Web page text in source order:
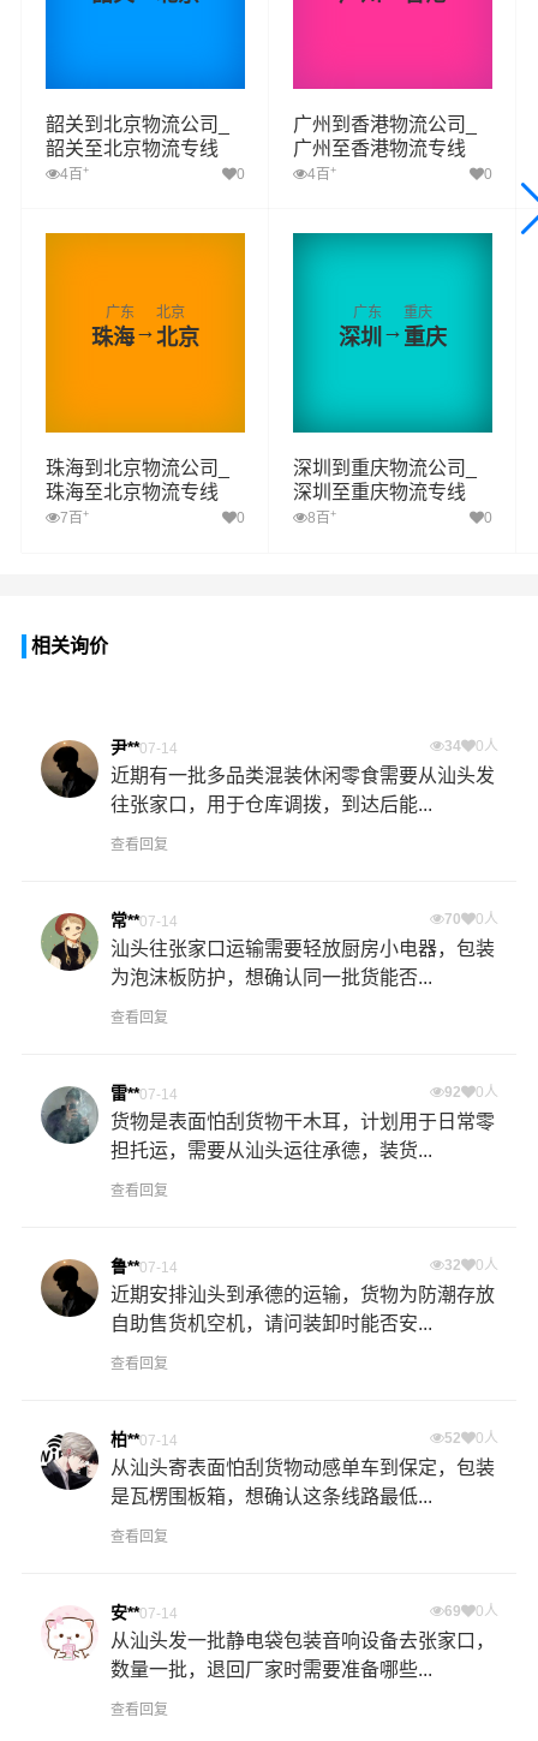
韶关到北京物流公司_
韶关至北京物流专线
4百 + 0
广州到香港物流公司_
广州至香港物流专线
4百 + 0
广东
珠海→
北京
北京
珠海到北京物流公司_
珠海至北京物流专线
7百 + 0
广东
深圳→
重庆
重庆
深圳到重庆物流公司_
深圳至重庆物流专线
8百 + 0
相关询价
尹**07-14 34 0人
近期有一批多品类混装休闲零食需要从汕头发
往张家口，用于仓库调拨，到达后能...
查看回复
常**07-14 70 0人
汕头往张家口运输需要轻放厨房小电器，包装
为泡沫板防护，想确认同一批货能否...
查看回复
雷**07-14 92 0人
货物是表面怕刮货物干木耳，计划用于日常零
担托运，需要从汕头运往承德，装货...
查看回复
鲁**07-14 32 0人
近期安排汕头到承德的运输，货物为防潮存放
自助售货机空机，请问装卸时能否安...
查看回复
柏**07-14 52 0人
从汕头寄表面怕刮货物动感单车到保定，包装
是瓦楞围板箱，想确认这条线路最低...
查看回复
安**07-14 69 0人
从汕头发一批静电袋包装音响设备去张家口，
数量一批，退回厂家时需要准备哪些...
查看回复